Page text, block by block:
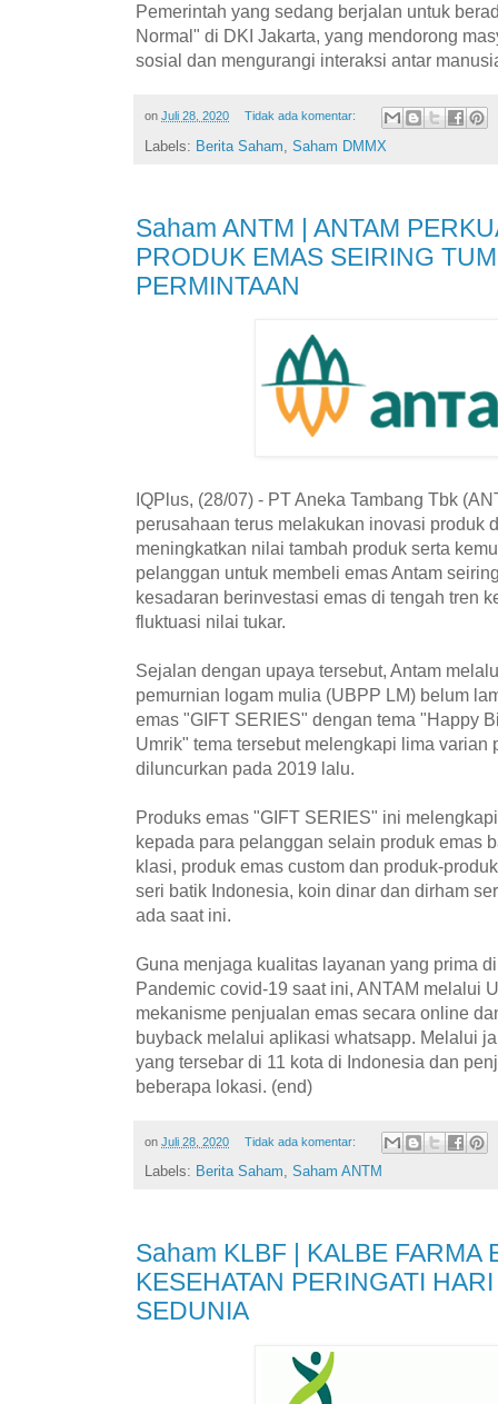
Pemerintah yang sedang berjalan untuk
Normal" di DKI Jakarta, yang mendorong
sosial dan mengurangi interaksi antar
on Juli 28, 2020 Tidak ada komentar:
Labels: Berita Saham Saham DMMX
Saham ANTM | ANTAM
PRODUK EMAS SEIRING
PERMINTAAN
IQPlus, (28/07) - PT Aneka Tambang Tbk
perusahaan terus melakukan inovasi produk
meningkatkan nilai tambah produk serta
pelanggan untuk membeli emas Antam
kesadaran berinvestasi emas di tengah tren
fluktuasi nilai tukar.
Sejalan dengan upaya tersebut, Antam
pemurnian logam mulia (UBPP LM) belum
emas "GIFT SERIES" dengan tema "Happy
Umrik" tema tersebut melengkapi lima varian
diluncurkan pada 2019 lalu.
Produks emas "GIFT SERIES" ini
kepada para pelanggan selain produk emas
klasi, produk emas custom dan produk-
seri batik Indonesia, koin dinar dan dirham
ada saat ini.
Guna menjaga kualitas layanan yang prima
Pandemic covid-19 saat ini, ANTAM melalui
mekanisme penjualan emas secara online
buyback melalui aplikasi whatsapp. Melalui
yang tersebar di 11 kota di Indonesia dan
beberapa lokasi. (end)
on Juli 28, 2020 Tidak ada komentar:
Labels: Berita Saham, Saham ANTM
Saham KLBF | KALBE FARMA
KESEHATAN PERINGATI
SEDUNIA